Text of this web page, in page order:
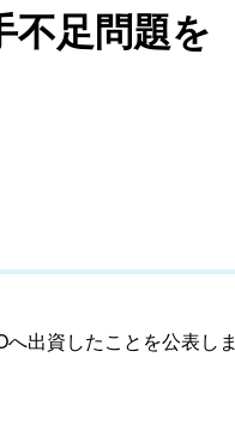
足問題を
出資したことを公表しま